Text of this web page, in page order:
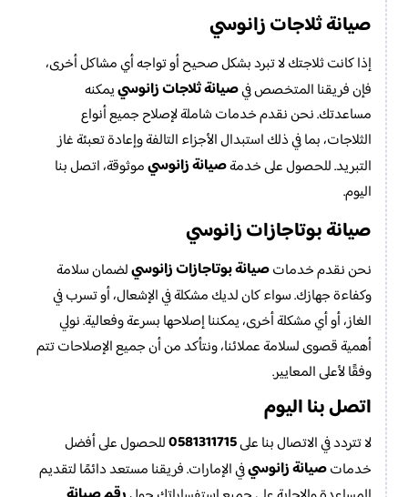
صيانة ثلاجات زانوسي
إذا كانت ثلاجتك لا تبرد بشكل صحيح أو تواجه أي مشاكل أخرى،
فإن فريقنا المتخصص فيصيانة ثلاجات زانوسييمكنه
مساعدتك. نحن نقدم خدمات شاملة لإصلاح جميع أنواع
الثلاجات، بما في ذلك استبدال الأجزاء التالفة وإعادة تعبئة غاز
التبريد. للحصول على خدمةصيانة زانوسيموثوقة، اتصل بنا
اليوم.
صيانة بوتاجازات زانوسي
نحن نقدم خدماتصيانة بوتاجازات زانوسيلضمان سلامة
وكفاءة جهازك. سواء كان لديك مشكلة في الإشعال، أو تسرب في
الغاز، أو أي مشكلة أخرى، يمكننا إصلاحها بسرعة وفعالية. نولي
أهمية قصوى لسلامة عملائنا، ونتأكد من أن جميع الإصلاحات تتم
وفقًا لأعلى المعايير.
اتصل بنا اليوم
لا تتردد في الاتصال بنا على0581311715للحصول على أفضل
خدماتصيانة زانوسيفي الإمارات. فريقنا مستعد دائمًا لتقديم